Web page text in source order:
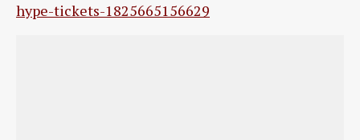
hype-tickets-1825665156629